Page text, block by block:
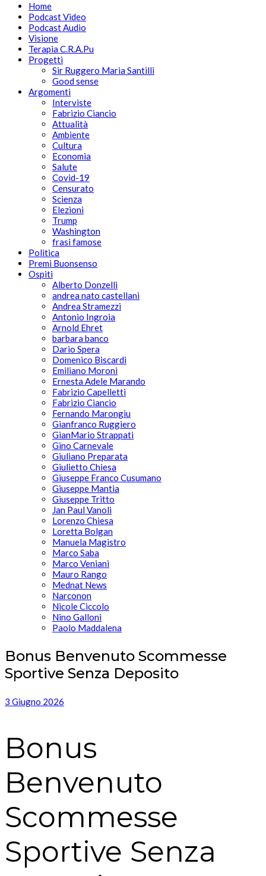
Home
Podcast Video
Podcast Audio
Visione
Terapia C.R.A.Pu
Progetti
Sir Ruggero Maria Santilli
Good sense
Argomenti
Interviste
Fabrizio Ciancio
Attualità
Ambiente
Cultura
Economia
Salute
Covid-19
Censurato
Scienza
Elezioni
Trump
Washington
frasi famose
Politica
Premi Buonsenso
Ospiti
Alberto Donzelli
andrea nato castellani
Andrea Stramezzi
Antonio Ingroia
Arnold Ehret
barbara banco
Dario Spera
Domenico Biscardi
Emiliano Moroni
Ernesta Adele Marando
Fabrizio Capelletti
Fabrizio Ciancio
Fernando Marongiu
Gianfranco Ruggiero
GianMario Strappati
Gino Carnevale
Giuliano Preparata
Giulietto Chiesa
Giuseppe Franco Cusumano
Giuseppe Mantia
Giuseppe Tritto
Jan Paul Vanoli
Lorenzo Chiesa
Loretta Bolgan
Manuela Magistro
Marco Saba
Marco Veniani
Mauro Rango
Mednat News
Narconon
Nicole Ciccolo
Nino Galloni
Paolo Maddalena
Bonus Benvenuto Scommesse
Sportive Senza Deposito
3 Giugno 2026
Bonus
Benvenuto
Scommesse
Sportive Senza